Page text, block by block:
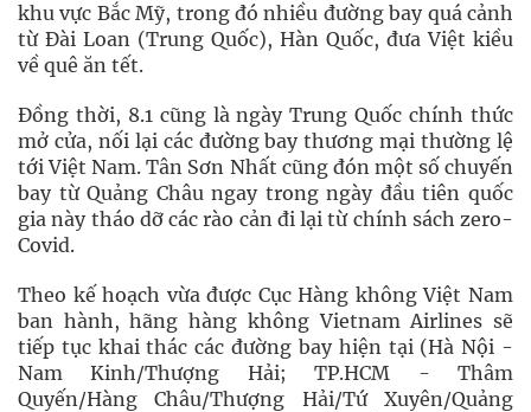
khu vực Bắc Mỹ, trong đó nhiều đường bay quá cảnh
từ Đài Loan (Trung Quốc), Hàn Quốc, đưa Việt kiều
về quê ăn tết.
Đồng thời, 8.1 cũng là ngày Trung Quốc chính thức
mở cửa, nối lại các đường bay thương mại thường lệ
tới Việt Nam. Tân Sơn Nhất cũng đón một số chuyến
bay từ Quảng Châu ngay trong ngày đầu tiên quốc
gia này tháo dỡ các rào cản đi lại từ chính sách zero-
Covid.
Theo kế hoạch vừa được Cục Hàng không Việt Nam
ban hành, hãng hàng không Vietnam Airlines sẽ
tiếp tục khai thác các đường bay hiện tại (Hà Nội -
Nam Kinh/Thượng Hải; TP.HCM - Thâm
Quyến/Hàng Châu/Thượng Hải/Tứ Xuyên/Quảng